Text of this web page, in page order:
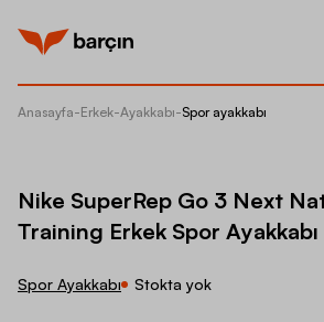
Anasayfa-Erkek-Ayakkabı-Spor ayakkabı
Nike SuperRep Go 3 Next
Training Erkek Spor Ayakkabı
Spor Ayakkabı Stokta yok